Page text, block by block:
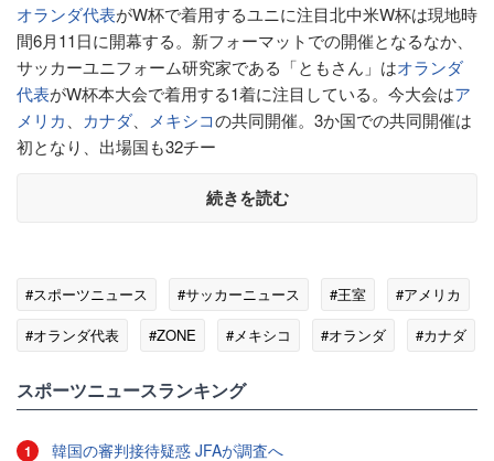
オランダ代表がW杯で着用するユニに注目北中米W杯は現地時
間6月11日に開幕する。新フォーマットでの開催となるなか、
サッカーユニフォーム研究家である「ともさん」はオランダ
代表がW杯本大会で着用する1着に注目している。今大会はア
メリカ
カナダ メキシコの共同開催。3か国での共同開催は
初となり、出場国も32チー
続きを読む
#スポーツニュース #サッカーニュース #王室
#アメリカ
#オランダ代表
#ZONE #メキシコ #オランダ #カナダ
スポーツニュースランキング
1 韓国の審判接待疑惑 JFAが調査へ